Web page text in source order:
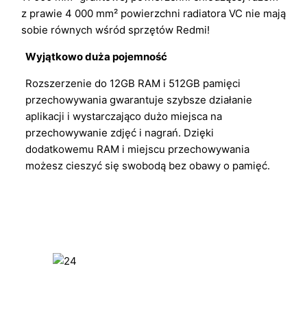
z prawie 4 000 mm² powierzchni radiatora VC nie mają
sobie równych wśród sprzętów Redmi!
Wyjątkowo duża pojemność
Rozszerzenie do 12GB RAM i 512GB pamięci
przechowywania gwarantuje szybsze działanie
aplikacji i wystarczająco dużo miejsca na
przechowywanie zdjęć i nagrań. Dzięki
dodatkowemu RAM i miejscu przechowywania
możesz cieszyć się swobodą bez obawy o pamięć.